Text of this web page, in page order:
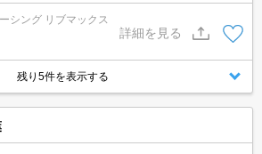
無料☆お買物やお食事にも便利な立地です！
、洗髪洗面化粧台、TVインターホンなど設備
シング リブマックス
詳細を見る
残り5件を表示する